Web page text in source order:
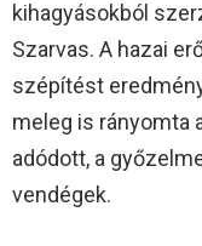
kihagyásokból
Szarvas. A hazai
szépítést
meleg is rányomta
adódott, a
vendégek.